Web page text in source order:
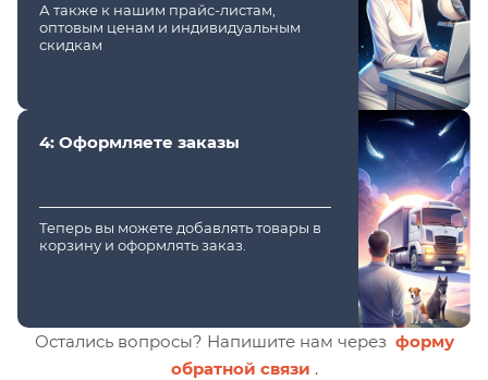
А также к нашим прайс-листам,
оптовым ценам и индивидуальным
скидкам
4: Оформляете заказы
Теперь вы можете добавлять товары в
корзину и оформлять заказ.
Остались вопросы? Напишите нам через форму
обратной связи .